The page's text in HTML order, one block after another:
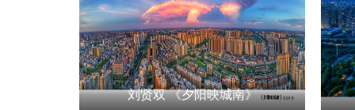
吴晴霄 万家灯火